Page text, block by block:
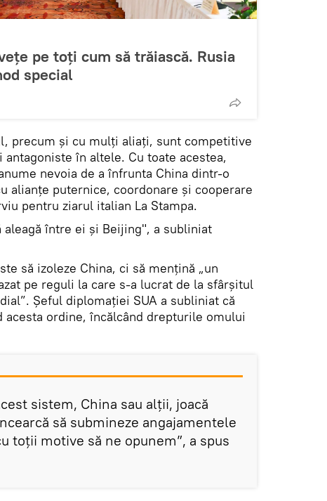
pe toți cum să trăiască. Rusia
special
precum și cu mulți aliați, sunt competitive
în altele. Cu toate acestea,
nevoia de a înfrunta China dintr-o
alianțe puternice, coordonare și cooperare
pentru ziarul italian La Stampa.
între ei și Beijing", a subliniat
să izoleze China, ci să mențină „un
pe reguli la care s-a lucrat de la sfârșitul
Șeful diplomației SUA a subliniat că
acesta ordine, încălcând drepturile omului
sistem, China sau alții, joacă
să submineze angajamentele
toții motive să ne opunem”, a spus